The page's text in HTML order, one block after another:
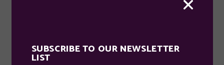
SUBSCRIBE TO OUR NEWSLETTER
LIST
exercitation ullamco laboris nisi ut